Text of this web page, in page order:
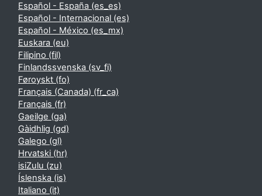
Español - España ‎(es_es)‎
Español - Internacional ‎(es)‎
Español - México ‎(es_mx)‎
Euskara ‎(eu)‎
Filipino ‎(fil)‎
Finlandssvenska ‎(sv_fi)‎
Føroyskt ‎(fo)‎
Français (Canada) ‎(fr_ca)‎
Français ‎(fr)‎
Gaeilge ‎(ga)‎
Gàidhlig ‎(gd)‎
Galego ‎(gl)‎
Hrvatski ‎(hr)‎
isiZulu ‎(zu)‎
Íslenska ‎(is)‎
Italiano ‎(it)‎